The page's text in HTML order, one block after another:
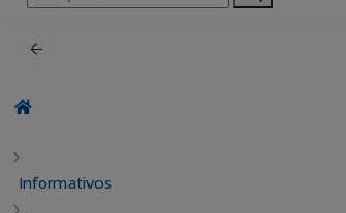
por:
Informativos